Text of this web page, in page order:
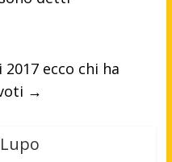
ecco chi ha
→